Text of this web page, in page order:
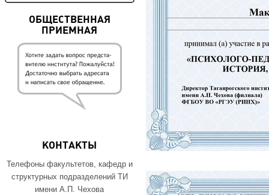
ОБЩЕСТВЕННАЯ
ПРИЕМНАЯ
КОНТАКТЫ
Телефоны факультетов, кафедр и
структурных подразделений ТИ
имени А.П. Чехова